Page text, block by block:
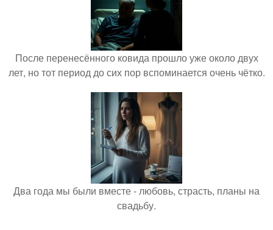
После перенесённого ковида прошло уже около двух
лет, но тот период до сих пор вспоминается очень чётко.
Два года мы были вместе - любовь, страсть, планы на
свадьбу.